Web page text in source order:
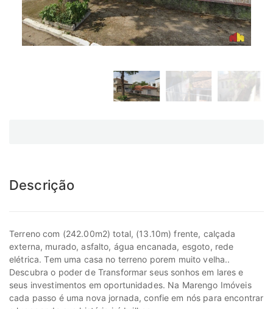
Descrição
Terreno com (242.00m2) total, (13.10m) frente, calçada
externa, murado, asfalto, água encanada, esgoto, rede
elétrica. Tem uma casa no terreno porem muito velha..
Descubra o poder de Transformar seus sonhos em lares e
seus investimentos em oportunidades. Na Marengo Imóveis
cada passo é uma nova jornada, confie em nós para encontrar